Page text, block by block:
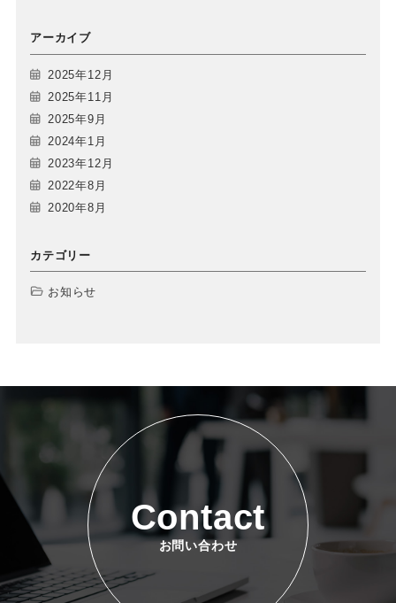
アーカイブ
2025年12月
2025年11月
2025年9月
2024年1月
2023年12月
2022年8月
2020年8月
カテゴリー
お知らせ
Contact
お問い合わせ